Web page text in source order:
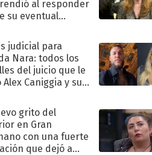
al responder
su eventual
judicial para
Nara: todos los
del juicio que le
Alex Caniggia y sus
grito del
en Gran
con una fuerte
que dejó a